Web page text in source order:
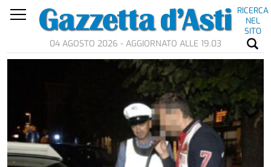
RICERCA
NEL
SITO
04 AGOSTO 2026 - AGGIORNATO ALLE 19.03